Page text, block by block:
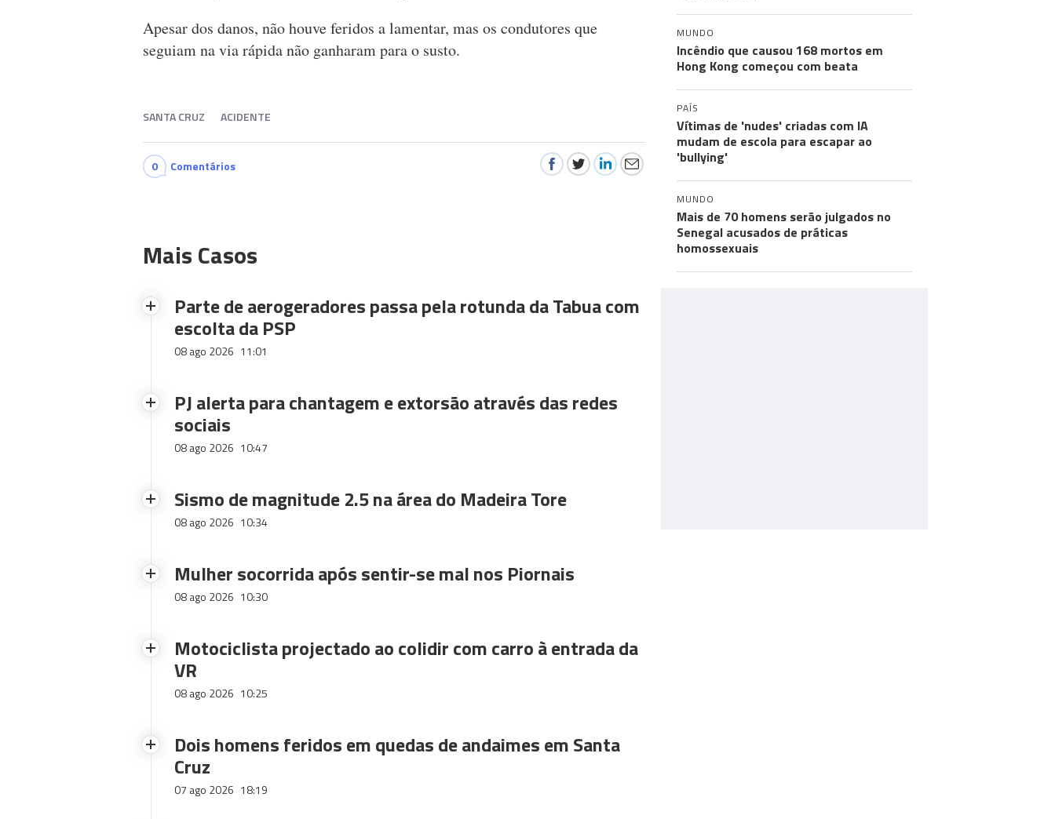
Apesar dos danos, não houve feridos a lamentar, mas os condutores que
seguiam na via rápida não ganharam para o susto.
SANTA CRUZ ACIDENTE
0 Comentários
Mais Casos
Parte de aerogeradores passa pela rotunda da Tabua com
escolta da PSP
08 ago 2026 11:01
PJ alerta para chantagem e extorsão através das redes
sociais
08 ago 2026 10:47
Sismo de magnitude 2.5 na área do Madeira Tore
08 ago 2026 10:34
Mulher socorrida após sentir-se mal nos Piornais
08 ago 2026 10:30
Motociclista projectado ao colidir com carro à entrada da
VR
08 ago 2026 10:25
Dois homens feridos em quedas de andaimes em Santa
Cruz
07 ago 2026 18:19
MUNDO
Incêndio que causou 168 mortos em
Hong Kong começou com beata
PAÍS
Vítimas de 'nudes' criadas com IA
mudam de escola para escapar ao
'bullying'
MUNDO
Mais de 70 homens serão julgados no
Senegal acusados de práticas
homossexuais